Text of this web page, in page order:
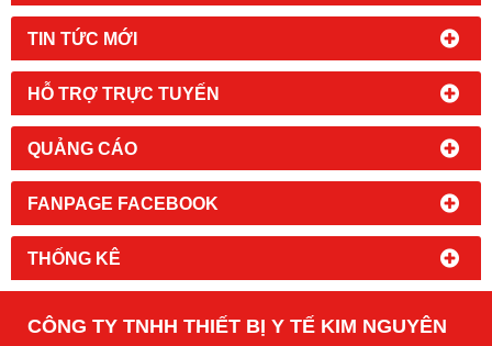
TIN TỨC MỚI
HỖ TRỢ TRỰC TUYẾN
QUẢNG CÁO
FANPAGE FACEBOOK
THỐNG KÊ
CÔNG TY TNHH THIẾT BỊ Y TẾ KIM NGUYÊN